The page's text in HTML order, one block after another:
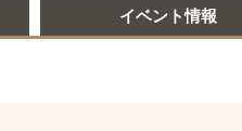
イベント情報